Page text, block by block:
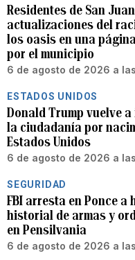
Residentes de San
actualizaciones del
los oasis en una
por el municipio
6 de agosto de 2026 a
ESTADOS UNIDOS
Donald Trump vuelve
la ciudadanía por
Estados Unidos
6 de agosto de 2026 a
SEGURIDAD
FBI arresta en Ponce a
historial de armas y
en Pensilvania
6 de agosto de 2026 a